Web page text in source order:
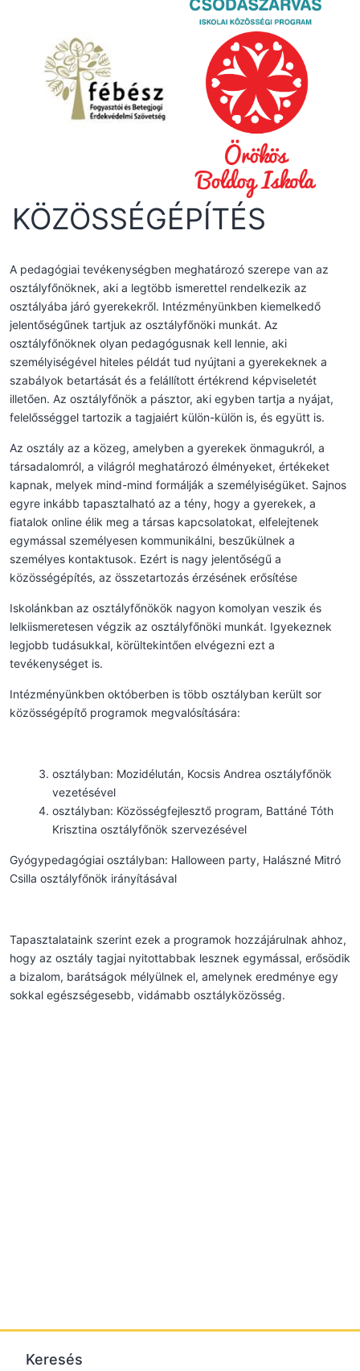
KÖZÖSSÉGÉPÍTÉS
A pedagógiai tevékenységben meghatározó szerepe van az
osztályfőnöknek, aki a legtöbb ismerettel rendelkezik az
osztályába járó gyerekekről. Intézményünkben kiemelkedő
jelentőségűnek tartjuk az osztályfőnöki munkát. Az
osztályfőnöknek olyan pedagógusnak kell lennie, aki
személyiségével hiteles példát tud nyújtani a gyerekeknek a
szabályok betartását és a felállított értékrend képviseletét
illetően. Az osztályfőnök a pásztor, aki egyben tartja a nyájat,
felelősséggel tartozik a tagjaiért külön-külön is, és együtt is.
Az osztály az a közeg, amelyben a gyerekek önmagukról, a
társadalomról, a világról meghatározó élményeket, értékeket
kapnak, melyek mind-mind formálják a személyiségüket. Sajnos
egyre inkább tapasztalható az a tény, hogy a gyerekek, a
fiatalok online élik meg a társas kapcsolatokat, elfelejtenek
egymással személyesen kommunikálni, beszűkülnek a
személyes kontaktusok. Ezért is nagy jelentőségű a
közösségépítés, az összetartozás érzésének erősítése
Iskolánkban az osztályfőnökök nagyon komolyan veszik és
lelkiismeretesen végzik az osztályfőnöki munkát. Igyekeznek
legjobb tudásukkal, körültekintően elvégezni ezt a
tevékenységet is.
Intézményünkben októberben is több osztályban került sor
közösségépítő programok megvalósítására:
osztályban: Mozidélután, Kocsis Andrea osztályfőnök
vezetésével
osztályban: Közösségfejlesztő program, Battáné Tóth
Krisztina osztályfőnök szervezésével
Gyógypedagógiai osztályban: Halloween party, Halászné Mitró
Csilla osztályfőnök irányításával
Tapasztalataink szerint ezek a programok hozzájárulnak ahhoz,
hogy az osztály tagjai nyitottabbak lesznek egymással, erősödik
a bizalom, barátságok mélyülnek el, amelynek eredménye egy
sokkal egészségesebb, vidámabb osztályközösség.
Keresés